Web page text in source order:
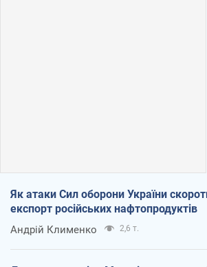
Як атаки Сил оборони України
експорт російських нафтопродуктів
Андрій Клименко 2,6 т.